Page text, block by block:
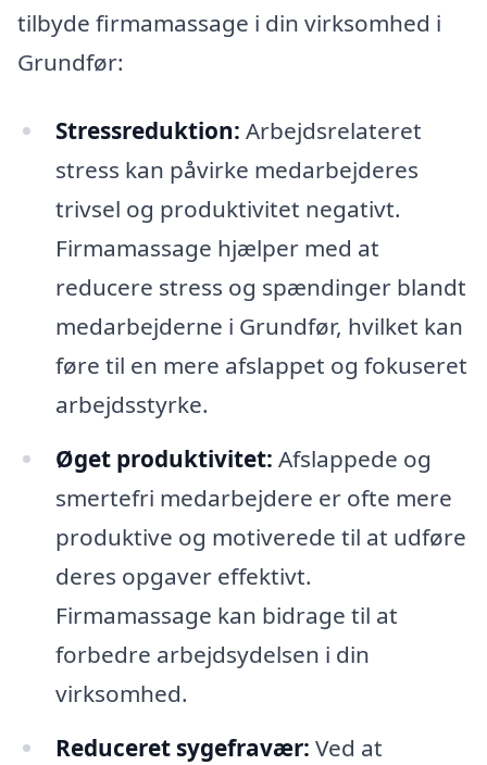
tilbyde firmamassage i din virksomhed i
Grundfør:
Stressreduktion: Arbejdsrelateret
stress kan påvirke medarbejderes
trivsel og produktivitet negativt.
Firmamassage hjælper med at
reducere stress og spændinger blandt
medarbejderne i Grundfør, hvilket kan
føre til en mere afslappet og fokuseret
arbejdsstyrke.
Øget produktivitet: Afslappede og
smertefri medarbejdere er ofte mere
produktive og motiverede til at udføre
deres opgaver effektivt.
Firmamassage kan bidrage til at
forbedre arbejdsydelsen i din
virksomhed.
Reduceret sygefravær: Ved at